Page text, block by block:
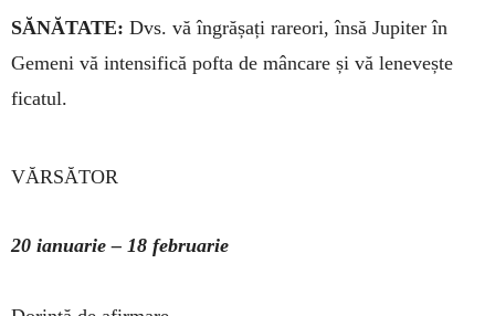
SĂNĂTATE: Dvs. vă îngrășați rareori, însă Jupiter în
Gemeni vă intensifică pofta de mâncare și vă lenevește
ficatul.
VĂRSĂTOR
20 ianuarie – 18 februarie